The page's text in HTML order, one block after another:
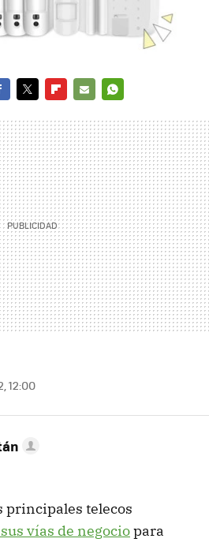
MAIL
12:00
principales telecos
vías de negociopara